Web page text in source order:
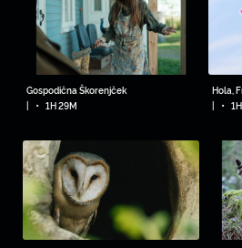
Gospodična Škorenjček
|
• 1H 29M
Hola,
|
•